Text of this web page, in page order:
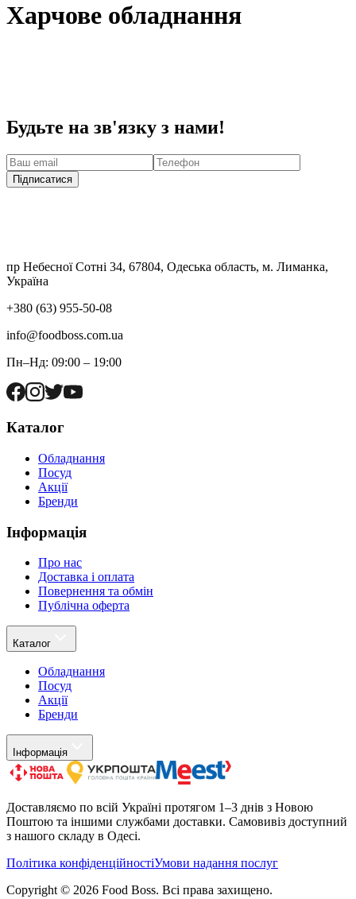
Харчове обладнання
Будьте на зв'язку з нами!
Підписатися
пр Небесної Сотні 34, 67804, Одеська область, м. Лиманка,
Україна
+380 (63) 955-50-08
info@foodboss.com.ua
Пн–Нд: 09:00 – 19:00
Каталог
Обладнання
Посуд
Акції
Бренди
Інформація
Про нас
Доставка і оплата
Повернення та обмін
Публічна оферта
Каталог
Обладнання
Посуд
Акції
Бренди
Інформація
Доставляємо по всій Україні протягом 1–3 днів з Новою
Поштою та іншими службами доставки. Самовивіз доступний
з нашого складу в Одесі.
Політика конфіденційностіУмови надання послуг
Copyright © 2026 Food Boss. Всі права захищено.